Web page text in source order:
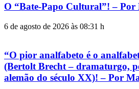
O “Bate-Papo Cultural”! – Por
6 de agosto de 2026 às 08:31 h
“O pior analfabeto é o
(Bertolt Brecht – dramaturgo,
alemão do século XX)! – Por